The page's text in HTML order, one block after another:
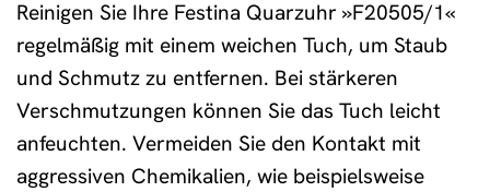
Reinigen Sie Ihre Festina Quarzuhr »F20505/1«
regelmäßig mit einem weichen Tuch, um Staub
und Schmutz zu entfernen. Bei stärkeren
Verschmutzungen können Sie das Tuch leicht
anfeuchten. Vermeiden Sie den Kontakt mit
aggressiven Chemikalien, wie beispielsweise